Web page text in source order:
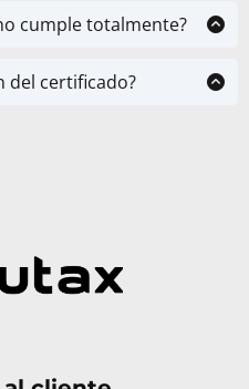
y recibirás tu
cumple totalmente?
regularices tu situación y
segunda evaluación.
del certificado?